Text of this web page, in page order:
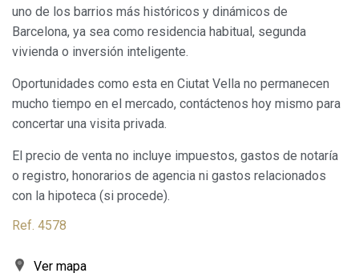
uno de los barrios más históricos y dinámicos de
Barcelona, ya sea como residencia habitual, segunda
vivienda o inversión inteligente.
Oportunidades como esta en Ciutat Vella no permanecen
mucho tiempo en el mercado, contáctenos hoy mismo para
concertar una visita privada.
El precio de venta no incluye impuestos, gastos de notaría
o registro, honorarios de agencia ni gastos relacionados
con la hipoteca (si procede).
Ref. 4578
Ver mapa
Modificar cookies
Técnicas y funcionales
Este sitio web utiliza Cookies propias para recopilar
información con la finalidad de mejorar nuestros servicios.
Si continua navegando, supone la aceptación de la
instalación de las mismas. El usuario tiene la posibilidad
de configurar su navegador pudiendo, si así lo desea,
deberá tener en cuenta que dicha acción podrá ocasionar